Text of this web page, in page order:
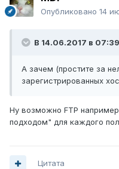
Опубликовано 14
В 14.06.2017 в
А зачем (простите за
зарегистрированных
Ну возможно FTP
подходом" для каждого
Цитата